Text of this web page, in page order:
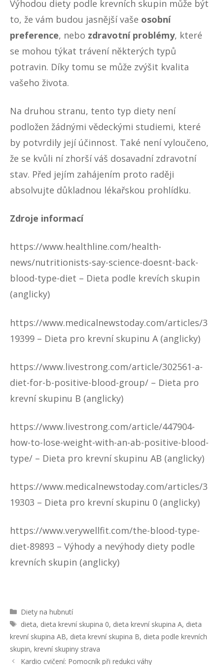
Výhodou diety podle krevních skupin může být
to, že vám budou jasnější vaše osobní
preference, nebo zdravotní problémy, které
se mohou týkat trávení některých typů
potravin. Díky tomu se může zvýšit kvalita
vašeho života.
Na druhou stranu, tento typ diety není
podložen žádnými vědeckými studiemi, které
by potvrdily její účinnost. Také není vyloučeno,
že se kvůli ní zhorší váš dosavadní zdravotní
stav. Před jejím zahájením proto raději
absolvujte důkladnou lékařskou prohlídku.
Zdroje informací
https://www.healthline.com/health-
news/nutritionists-say-science-doesnt-back-
blood-type-diet – Dieta podle krevích skupin
(anglicky)
https://www.medicalnewstoday.com/articles/3
19399 – Dieta pro krevní skupinu A (anglicky)
https://www.livestrong.com/article/302561-a-
diet-for-b-positive-blood-group/ – Dieta pro
krevní skupinu B (anglicky)
https://www.livestrong.com/article/447904-
how-to-lose-weight-with-an-ab-positive-blood-
type/ – Dieta pro krevní skupinu AB (anglicky)
https://www.medicalnewstoday.com/articles/3
19303 – Dieta pro krevní skupinu 0 (anglicky)
https://www.verywellfit.com/the-blood-type-
diet-89893 – Výhody a nevýhody diety podle
krevních skupin (anglicky)
R
u
r
i
k
Diety na hubnutí
Š
t
t
dieta, dieta krevní skupina 0, dieta krevní skupina A, dieta
krevní skupina AB, dieta krevní skupina B, dieta podle krevních
skupin, krevní skupiny strava
N
Kardio cvičení: Pomocník při redukci váhy